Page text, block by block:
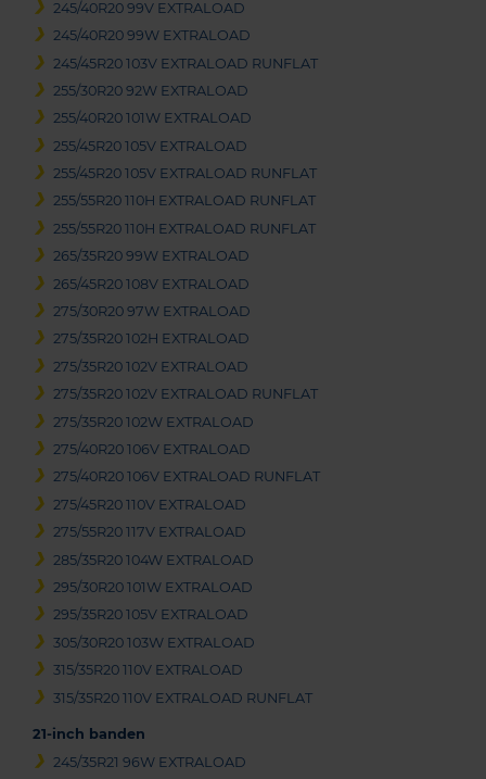
245/40R20 99V EXTRALOAD
245/40R20 99W EXTRALOAD
245/45R20 103V EXTRALOAD RUNFLAT
255/30R20 92W EXTRALOAD
255/40R20 101W EXTRALOAD
255/45R20 105V EXTRALOAD
255/45R20 105V EXTRALOAD RUNFLAT
255/55R20 110H EXTRALOAD RUNFLAT
255/55R20 110H EXTRALOAD RUNFLAT
265/35R20 99W EXTRALOAD
265/45R20 108V EXTRALOAD
275/30R20 97W EXTRALOAD
275/35R20 102H EXTRALOAD
275/35R20 102V EXTRALOAD
275/35R20 102V EXTRALOAD RUNFLAT
275/35R20 102W EXTRALOAD
275/40R20 106V EXTRALOAD
275/40R20 106V EXTRALOAD RUNFLAT
275/45R20 110V EXTRALOAD
275/55R20 117V EXTRALOAD
285/35R20 104W EXTRALOAD
295/30R20 101W EXTRALOAD
295/35R20 105V EXTRALOAD
305/30R20 103W EXTRALOAD
315/35R20 110V EXTRALOAD
315/35R20 110V EXTRALOAD RUNFLAT
21-inch banden
245/35R21 96W EXTRALOAD